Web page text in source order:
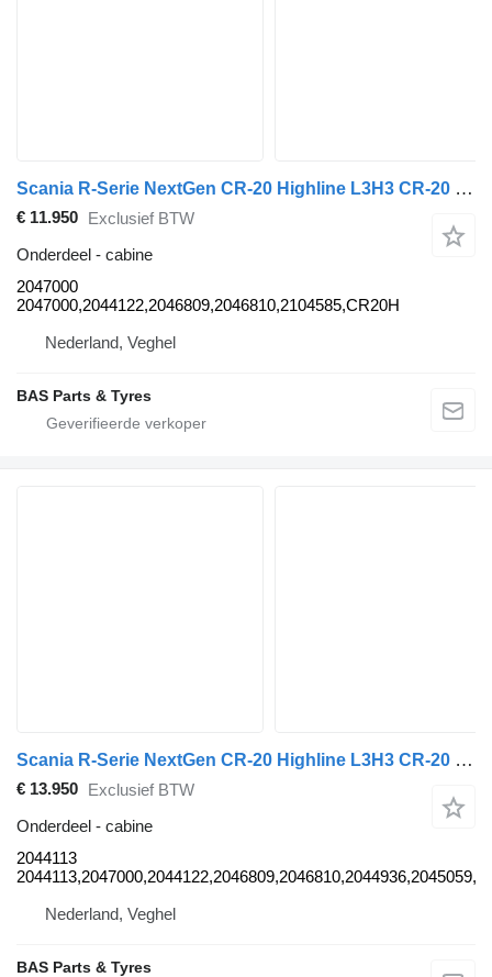
Scania R-Serie NextGen CR-20 Highline L3H3 CR-20 Highline L3H3 2047000 cabine voor Scania R-Serie NextGen vrachtwagen
€ 11.950 Exclusief BTW
Onderdeel - cabine
2047000
2047000,2044122,2046809,2046810,2104585,CR20H
Nederland, Veghel
BAS Parts & Tyres
Scania R-Serie NextGen CR-20 Highline L3H3 CR-20 Highline L3H3 2044113 cabine voor Scania R-Serie NextGen vrachtwagen
€ 13.950 Exclusief BTW
Onderdeel - cabine
2044113
Nederland, Veghel
BAS Parts & Tyres